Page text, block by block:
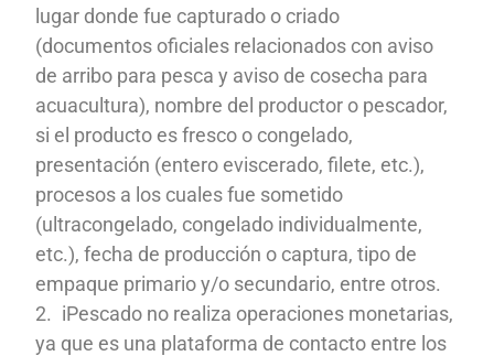
lugar donde fue capturado o criado
(documentos oficiales relacionados con aviso
de arribo para pesca y aviso de cosecha para
acuacultura), nombre del productor o pescador,
si el producto es fresco o congelado,
presentación (entero eviscerado, filete, etc.),
procesos a los cuales fue sometido
(ultracongelado, congelado individualmente,
etc.), fecha de producción o captura, tipo de
empaque primario y/o secundario, entre otros.
iPescado no realiza operaciones monetarias,
ya que es una plataforma de contacto entre los